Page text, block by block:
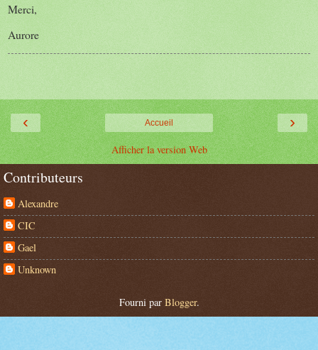
Merci,
Aurore
‹ ›
Accueil
Afficher la version Web
Contributeurs
Alexandre
CIC
Gael
Unknown
Fourni par Blogger.